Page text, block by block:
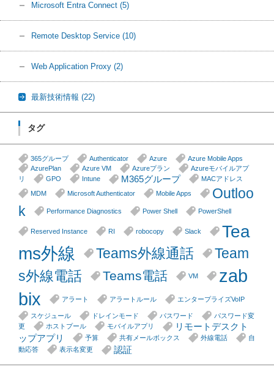
Microsoft Entra Connect (5)
Remote Desktop Service (10)
Web Application Proxy (2)
最新技術情報 (22)
タグ
365グループ Authenticator Azure
Azure Mobile Apps
AzurePlan
Azure VM Azureプラン
Azureモバイルアプ
リ
GPO Intune M365グループ
MACアドレス
MDM
Microsoft Authenticator Mobile Apps
Outloo
k
Performance Diagnostics Power Shell PowerShell
Reserved Instance RI robocopy Slack
Tea
ms外線
Teams外線通話
Team
s外線電話
Teams電話 VM
zab
bix
アラート アラートルール エンタープライズVoIP
スケジュール ドレインモード パスワード
パスワード変
更
ホストプール モバイルアプリ
リモートデスクト
ップアプリ
予算 共有メールボックス 外線電話
自
動応答
表示名変更 認証